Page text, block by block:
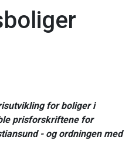
for boliger i
prisforskriftene for
- og ordningen med